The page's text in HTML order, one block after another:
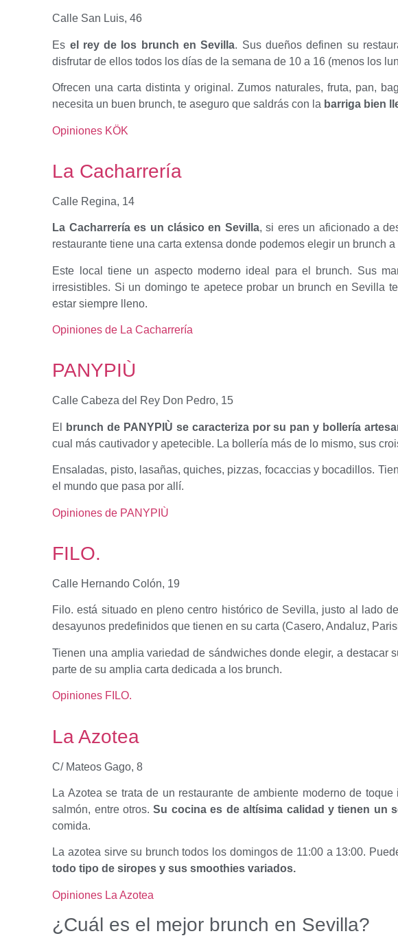
Calle San Luis, 46
Es el rey de los brunch en Sevilla. Sus dueños definen su
disfrutar de ellos todos los días de la semana de 10 a 16 (menos los
Ofrecen una carta distinta y original. Zumos naturales, fruta, pan,
necesita un buen brunch, te aseguro que saldrás con la barriga bien
Opiniones KÖK
La Cacharrería
Calle Regina, 14
La Cacharrería es un clásico en Sevilla, si eres un aficionado a
restaurante tiene una carta extensa donde podemos elegir un brunch a
Este local tiene un aspecto moderno ideal para el brunch. Sus
irresistibles. Si un domingo te apetece probar un brunch en Sevilla
estar siempre lleno.
Opiniones de La Cacharrería
PANYPIÙ
Calle Cabeza del Rey Don Pedro, 15
El brunch de PANYPIÙ se caracteriza por su pan y bollería
cual más cautivador y apetecible. La bollería más de lo mismo, sus
Ensaladas, pisto, lasañas, quiches, pizzas, focaccias y bocadillos.
el mundo que pasa por allí.
Opiniones de PANYPIÙ
FILO.
Calle Hernando Colón, 19
Filo. está situado en pleno centro histórico de Sevilla, justo al lado
desayunos predefinidos que tienen en su carta (Casero, Andaluz,
Tienen una amplia variedad de sándwiches donde elegir, a destacar
parte de su amplia carta dedicada a los brunch.
Opiniones FILO.
La Azotea
C/ Mateos Gago, 8
La Azotea se trata de un restaurante de ambiente moderno de
salmón, entre otros.Su cocina es de altísima calidad y tienen un
comida.
La azotea sirve su brunch todos los domingos de 11:00 a 13:00.
todo tipo de siropes y sus smoothies variados.
Opiniones La Azotea
¿Cuál es el mejor brunch en Sevilla?